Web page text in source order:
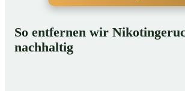
So entfernen wir
nachhaltig